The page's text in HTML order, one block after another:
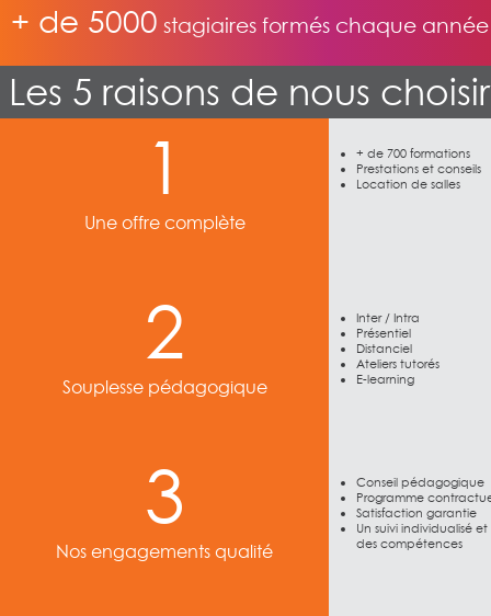
+ de 5000 stagiaires formés chaque année
Les 5 raisons de nous
1
Une offre complète
+ de 700 formations
Prestations et conseils
Location de salles
2
Souplesse pédagogique
Inter / Intra
Présentiel
Distanciel
Ateliers tutorés
E-learning
3
Nos engagements qualité
Conseil pédagogique
Programme
Satisfaction garantie
Un suivi individualisé
des compétences